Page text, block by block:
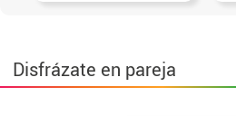
Disfrázate en pareja